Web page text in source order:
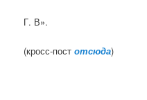
Г. В».
(кросс-постотсюда)